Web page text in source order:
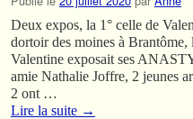
Deux expos, la 1° celle de
dortoir des moines à
Valentine exposait ses
amie Nathalie Joffre, 2 jeunes
2 ont …
Lire la suite →